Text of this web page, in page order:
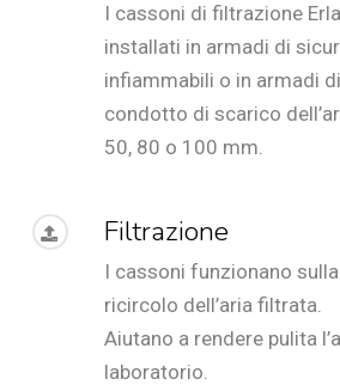
I cassoni di filtrazione
installati in armadi di
infiammabili o in armadi
condotto di scarico
50, 80 o 100 mm.
Filtrazione
I cassoni funzionano
ricircolo dell’aria filtrata.
Aiutano a rendere pulita
laboratorio.